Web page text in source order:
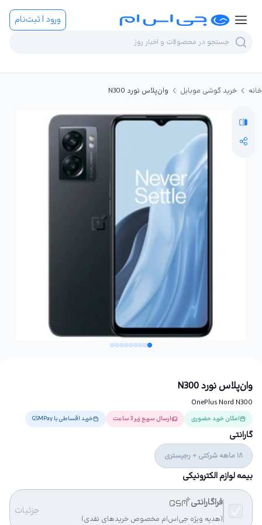
ورود | ثبت‌نام
خانه خرید گوشی موبایل وان‌پلاس نورد N300
وان‌پلاس نورد N300
OnePlus Nord N300
امکان خرید حضوری ارسال سریع زیر 3 ساعت خرید اقساطی با GSMPay
گارانتی
18 ماهه شرکتی + رجیستری
بیمه لوازم الکترونیکی
فراگارانتی
(هدیه ویژه جی‌اس‌ام مخصوص خریدهای نقدی)
جزئیات